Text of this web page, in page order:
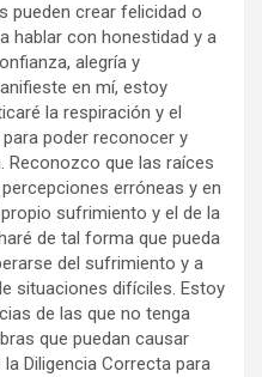
pueden crear felicidad o
hablar con honestidad y a
alegría y
en mí, estoy
la respiración y el
poder reconocer y
Reconozco que las raíces
erróneas y en
sufrimiento y el de la
de tal forma que pueda
del sufrimiento y a
situaciones difíciles. Estoy
de las que no tenga
que puedan causar
Diligencia Correcta para